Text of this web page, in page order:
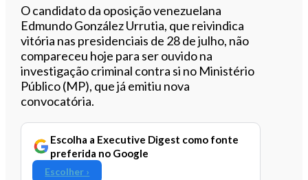
Ouvir este artigo
O candidato da oposição venezuelana
Edmundo González Urrutia, que reivindica
vitória nas presidenciais de 28 de julho, não
compareceu hoje para ser ouvido na
investigação criminal contra si no Ministério
Público (MP), que já emitiu nova
convocatória.
Escolha a Executive Digest como fonte
preferida no Google
Escolher ›